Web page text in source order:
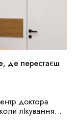
де перестаєш
доктора
лікування